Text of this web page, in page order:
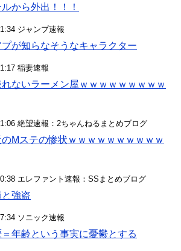
から外出！！！
ジャンプ速報
が知らなそうなキャラクター
稲妻速報
ないラーメン屋ｗｗｗｗｗｗｗｗｗ
絶望速報：2ちゃんねるまとめブログ
のMステの惨状ｗｗｗｗｗｗｗｗｗｗ
エレファント速報：SSまとめブログ
強盗
ソニック速報
年齢という事実に憂鬱とする